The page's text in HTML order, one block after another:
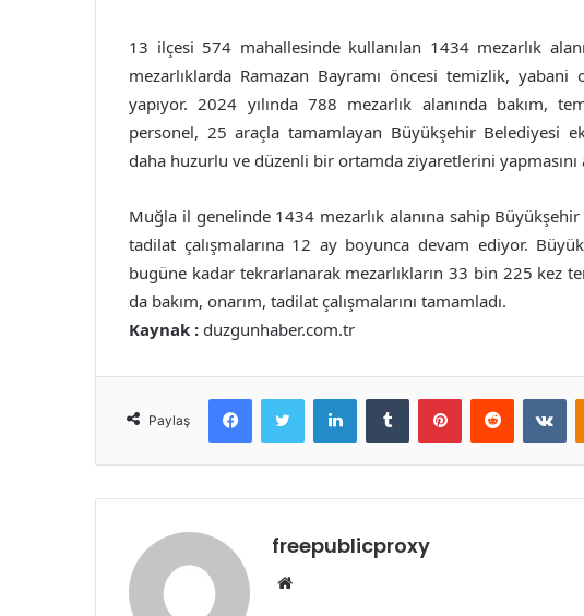
13 ilçesi 574 mahallesinde kullanılan 1434 mezarlık
mezarlıklarda Ramazan Bayramı öncesi temizlik, yabani
yapıyor. 2024 yılında 788 mezarlık alanında bakım,
personel, 25 araçla tamamlayan Büyükşehir Belediyesi
daha huzurlu ve düzenli bir ortamda ziyaretlerini yapmasını
Muğla il genelinde 1434 mezarlık alanına sahip
tadilat çalışmalarına 12 ay boyunca devam ediyor.
bugüne kadar tekrarlanarak mezarlıkların 33 bin 225 kez
da bakım, onarım, tadilat çalışmalarını tamamladı.
Kaynak : duzgunhaber.com.tr
Paylaş
FacebookTwitter LinkedInTumblr PinterestReddit
freepublicproxy
Web